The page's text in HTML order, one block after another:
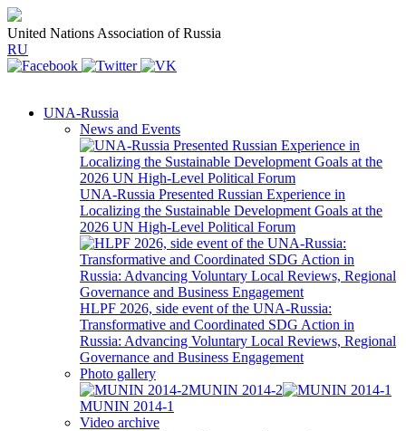
United Nations Association of Russia
RU
UNA-Russia
News and Events
UNA-Russia Presented Russian Experience in
Localizing the Sustainable Development Goals at the
2026 UN High-Level Political Forum
HLPF 2026, side event of the UNA-Russia:
Transformative and Coordinated SDG Action in
Russia: Advancing Voluntary Local Reviews, Regional
Governance and Business Engagement
Photo gallery
MUNIN 2014-2
MUNIN 2014-1
Video archive